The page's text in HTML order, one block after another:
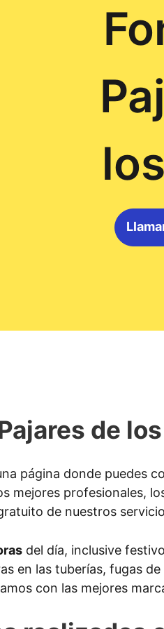
de
página donde puedes
mejores profesionales,
de nuestros
del día, inclusive
en las tuberías, fugas
con las mejores